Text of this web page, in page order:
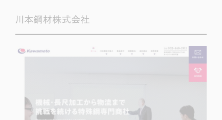
川本鋼材株式会社